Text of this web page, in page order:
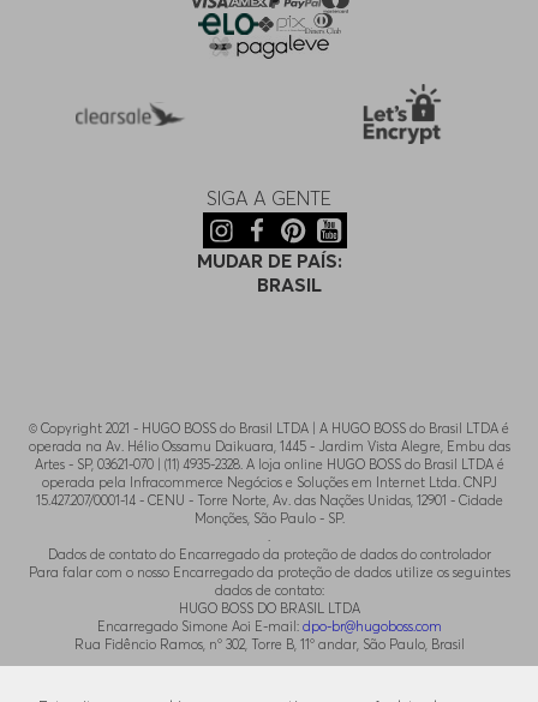
SIGA A GENTE
MUDAR DE PAÍS:
BRASIL
© Copyright 2021 - HUGO BOSS do Brasil LTDA | A HUGO BOSS do Brasil LTDA é
operada na Av. Hélio Ossamu Daikuara, 1445 - Jardim Vista Alegre, Embu das
Artes - SP, 03621-070 | (11) 4935-2328. A loja online HUGO BOSS do Brasil LTDA é
operada pela Infracommerce Negócios e Soluções em Internet Ltda. CNPJ
15.427.207/0001-14 - CENU - Torre Norte, Av. das Nações Unidas, 12901 - Cidade
Monções, São Paulo - SP.
.
Dados de contato do Encarregado da proteção de dados do controlador
Para falar com o nosso Encarregado da proteção de dados utilize os seguintes
dados de contato:
HUGO BOSS DO BRASIL LTDA
Encarregado Simone Aoi E-mail: dpo-br@hugoboss.com
Rua Fidêncio Ramos, n° 302, Torre B, 11° andar, São Paulo, Brasil
Para contato com o SAC utilize o email